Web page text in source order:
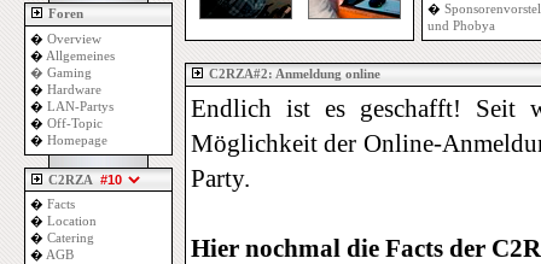
Foren
� Overview
� Allgemeines
� Gaming
� Hardware
� LAN-Partys
� Off-Topic
� Homepage
C2RZA
� Facts
� Location
� Catering
� AGB
�
und Phobya
C2RZA#2: Anmeldung online
Endlich ist es geschafft! Seit
Möglichkeit der Online-
Party.
Hier nochmal die Facts der